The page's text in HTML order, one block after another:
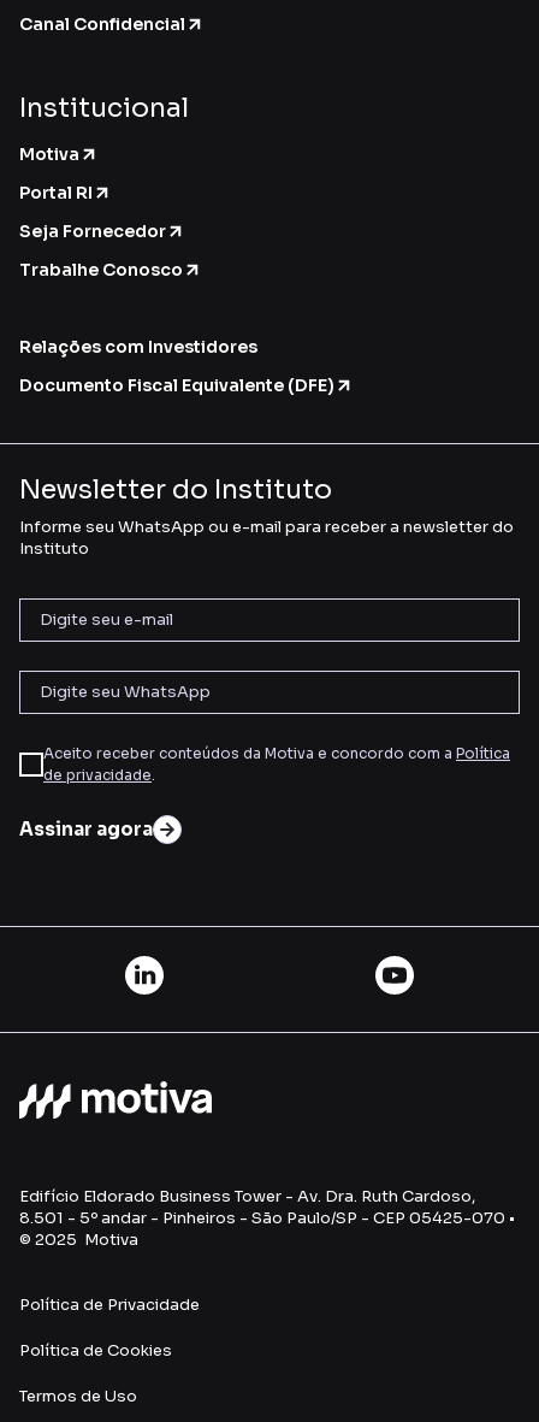
Canal Confidencial
Institucional
Motiva
Portal RI
Seja Fornecedor
Trabalhe Conosco
Relações com Investidores
Documento Fiscal Equivalente (DFE)
Newsletter do Instituto
Informe seu WhatsApp ou e-mail para receber a newsletter do
Instituto
Aceito receber conteúdos da Motiva e concordo com a Política
de privacidade.
Assinar agora
Edifício Eldorado Business Tower - Av. Dra. Ruth Cardoso,
8.501 - 5º andar - Pinheiros - São Paulo/SP - CEP 05425-070 •
© 2025 Motiva
Política de Privacidade
Política de Cookies
Termos de Uso